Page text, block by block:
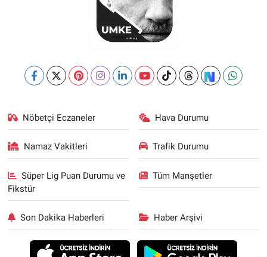
Nöbetçi Eczaneler Hava Durumu
Namaz Vakitleri Trafik Durumu
Süper Lig Puan Durumu ve
Fikstür
Tüm Manşetler
Son Dakika Haberleri Haber Arşivi